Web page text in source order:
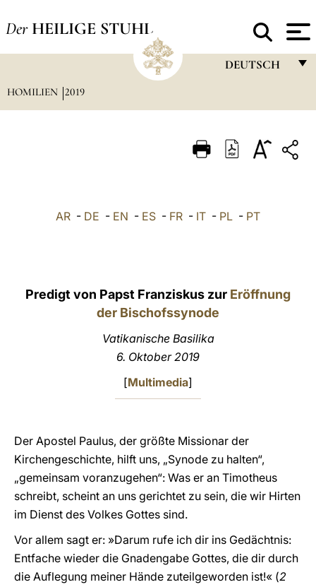
Der HEILIGE STUHL
DEUTSCH
ITALIANO
HOMILIEN 2019
AR - DE - EN - ES - FR - IT - PL - PT
Predigt von Papst Franziskus zur Eröffnung
der Bischofssynode
Vatikanische Basilika
6. Oktober 2019
[Multimedia]
Der Apostel Paulus, der größte Missionar der
Kirchengeschichte, hilft uns, „Synode zu halten“,
„gemeinsam voranzugehen“: Was er an Timotheus
schreibt, scheint an uns gerichtet zu sein, die wir Hirten
im Dienst des Volkes Gottes sind.
Vor allem sagt er: »Darum rufe ich dir ins Gedächtnis:
Entfache wieder die Gnadengabe Gottes, die dir durch
die Auflegung meiner Hände zuteilgeworden ist!« (2